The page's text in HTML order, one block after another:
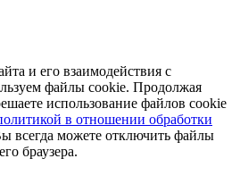
и его взаимодействия с
файлы cookie. Продолжая
использование файлов cookie
в отношении обработки
всегда можете отключить файлы
браузера.